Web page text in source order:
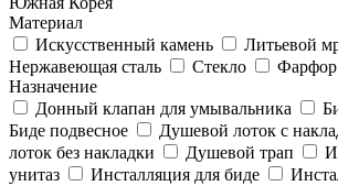
Материал
Искусственный камень
Литьевой
Нержавеющая сталь
Стекло Фарфор
Назначение
Донный клапан для умывальника
Биде подвесное
Душевой лоток с
лоток без накладки
Душевой трап
унитаз
Инсталляция для биде